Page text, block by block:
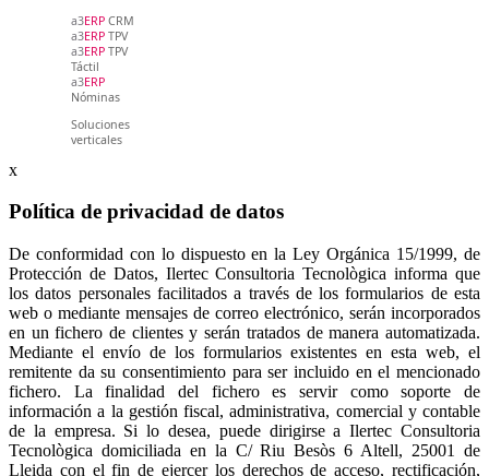
a3ERP CRM
a3ERP TPV
a3ERP TPV
Táctil
a3ERP
Nóminas
Soluciones
verticales
x
Política de privacidad de datos
De conformidad con lo dispuesto en la Ley Orgánica 15/1999, de
Protección de Datos, Ilertec Consultoria Tecnològica informa que
los datos personales facilitados a través de los formularios de esta
web o mediante mensajes de correo electrónico, serán incorporados
en un fichero de clientes y serán tratados de manera automatizada.
Mediante el envío de los formularios existentes en esta web, el
remitente da su consentimiento para ser incluido en el mencionado
fichero. La finalidad del fichero es servir como soporte de
información a la gestión fiscal, administrativa, comercial y contable
de la empresa. Si lo desea, puede dirigirse a Ilertec Consultoria
Tecnològica domiciliada en la C/ Riu Besòs 6 Altell, 25001 de
Lleida con el fin de ejercer los derechos de acceso, rectificación,